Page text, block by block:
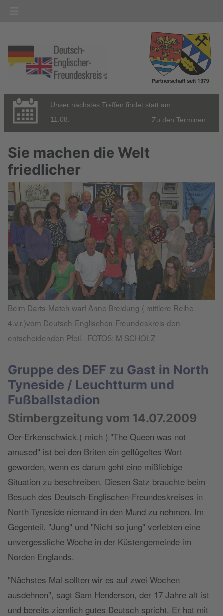
Unser nächstes Treffen findet statt am:
11.08.
Zu den Terminen
Sie machen die Welt
friedlicher
Beim Darts-Match warf Anne Breidung ( mittlere Reihe
4.v.r.)vom Deutsch-Englischen-Freundeskreis den
entscheidenden Pfeil. -FOTOS: M SCHOLZ
Gruppe des DEF zu Gast in North
Tyneside / Leuchtturm und
Fußballstadion
Stimbergzeitung vom 14.07.2009
Oer-Erkenschwick.( mich ) "The Queen was not
amused" ist bei den Briten ein geflügeltes Wort
geworden, wenn es darum geht eine mißliebige
Situation zu beschreiben. Diesen Satz brauchte beim
Besuch des Deutsch-Englischen-Freundeskreises in
North Tyneside niemand in den Mund zu nehmen. Im
Gegenteil. "Jung" und "Nicht so jung" verlebten eine
unvergessliche Woche in der Küstengemeinde im
Norden Englands.
"Nächstes Mal sollten wir es auf zwei Wochen
ausdehnen", sagt Sam Henderson, der 17 Jahre alt ist
und bereits ziemlich gutes Deutsch spricht. Er hat mit